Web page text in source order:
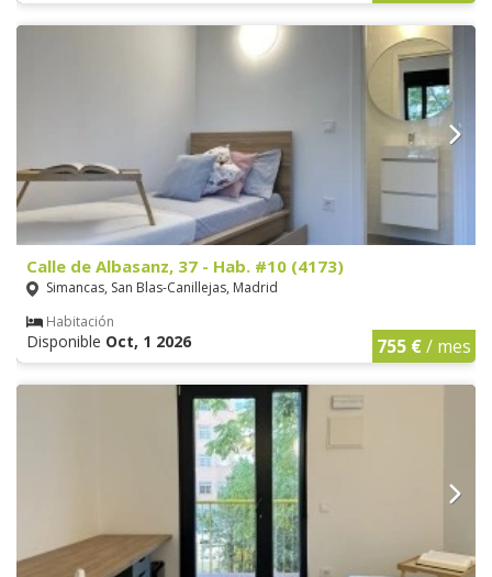
Calle de Albasanz, 37 - Hab. #10 (4173)
Simancas, San Blas-Canillejas, Madrid
Habitación
Disponible Oct, 1 2026 755 €/ mes